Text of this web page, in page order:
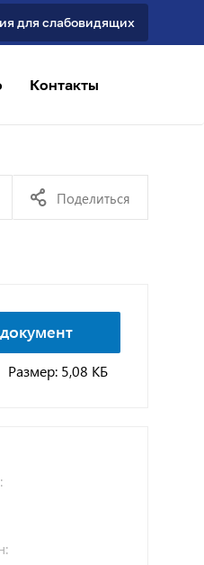
для слабовидящих
Контакты
Поделиться
Размер: 5,08 КБ